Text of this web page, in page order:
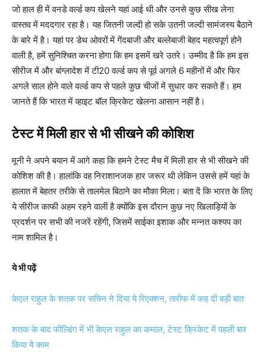
जो हाल ही में वनडे वर्ल्ड कप खेलने यहां आई थी और उनसे कुछ सीख लेना
वास्तव में मददगार रहा है। यह जितनी जल्दी हो सके उतनी जल्दी सामंजस्य बैठाने
के बारे में है। यहां पर डेथ ओवरों में गेंदबाजी और बल्लेबाजी बेहद महत्वपूर्ण होने
वाली है, हमें सुनिश्चित करना होगा कि हम इसमें खरे उतरे। उम्मीद है कि हम इस
सीरीज में और बांग्लादेश में टी20 वर्ल्ड कप से पूर्व अगले 6 महीनों में और फिर
अगले साल होने वाले वर्ल्ड कप से पहले कुछ चीजों में सुधार कर सकते हैं। हम
जानते हैं कि भारत में व्हाइट बॉल क्रिकेट खेलना आसान नहीं है।
टेस्ट में मिली हार से भी सीखने की कोशिश
मूनी ने अपने बयान में आगे कहा कि हमने टेस्ट मैच में मिली हार से भी सीखने की
कोशिश की है। हालांकि वह निराशानजक हार जरूर थी लेकिन उससे हमें यहां के
हालात में बेहतर तरीके से तालमेल बिठाने का मौका मिला। बता दें कि भारत के लिए
ये सीरीज काफी अहम रहने वाली है क्योंकि इस दौरान कुछ नए खिलाड़ियों के
प्रदर्शन पर सभी की नजरें रहेंगी, जिसमें साईका इशाक और मन्नत कश्यप का
नाम शामिल है।
ये भी पढ़ें
केएल राहुल के शतक पर सचिन ने दिया ये रिएक्शन, तारीफ में कह दी बड़ी बात
शतक के बाद फील्डिंग में भी केएल राहुल का कमाल, टेस्ट क्रिकेट में पहली बार
किया ये काम